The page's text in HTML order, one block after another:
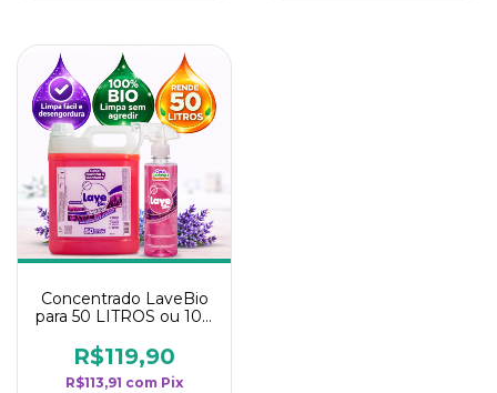
Concentrado LaveBio
para 50 LITROS ou 100
rendimento da
categoria - Lavanda
R$119,90
R$113,91 com Pix